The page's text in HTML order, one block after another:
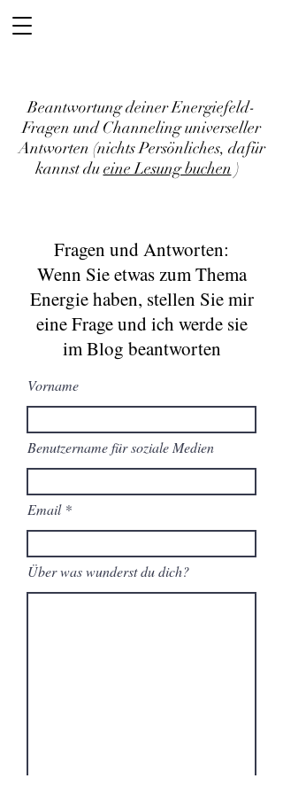
Beantwortung deiner Energiefeld-
Fragen und Channeling universeller
Antworten (nichts Persönliches, dafür
kannst dueine Lesung buchen )
Fragen und Antworten:
Wenn Sie etwas zum Thema
Energie haben, stellen Sie mir
eine Frage und ich werde sie
im Blog beantworten
Vorname
Benutzername für soziale Medien
Email
Über was wunderst du dich?